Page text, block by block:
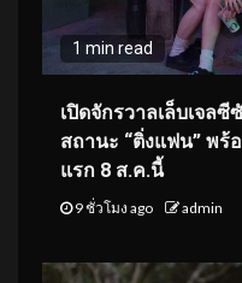
1 min read
เปิดจักรวาลเล็บเจลซี
สถานะ “ติ่งแฟน” พร้
แรก 8 ส.ค.นี้
9 ชั่วโมง ago admin